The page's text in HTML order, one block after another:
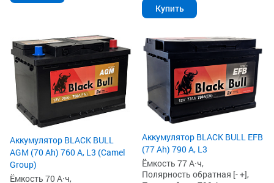
Купить
Аккумулятор BLACK BULL
AGM (70 Ah) 760 А, L3 (Camel
Group)
Ёмкость 70 А·ч,
Аккумулятор BLACK BULL EFB
(77 Ah) 790 А, L3
Ёмкость 77 А·ч,
Полярность обратная [- +],